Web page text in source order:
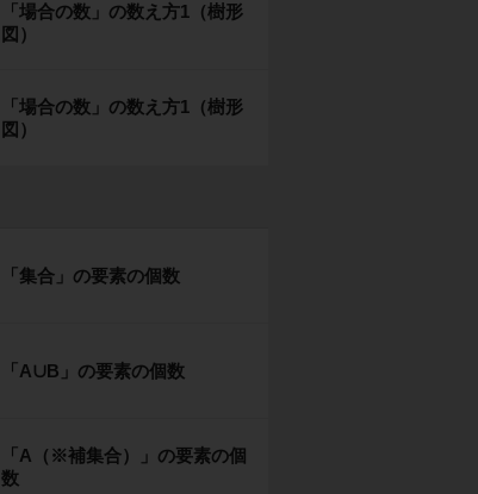
「場合の数」の数え方1（樹形
図）
「場合の数」の数え方1（樹形
図）
「集合」の要素の個数
「A∪B」の要素の個数
「A（※補集合）」の要素の個
数